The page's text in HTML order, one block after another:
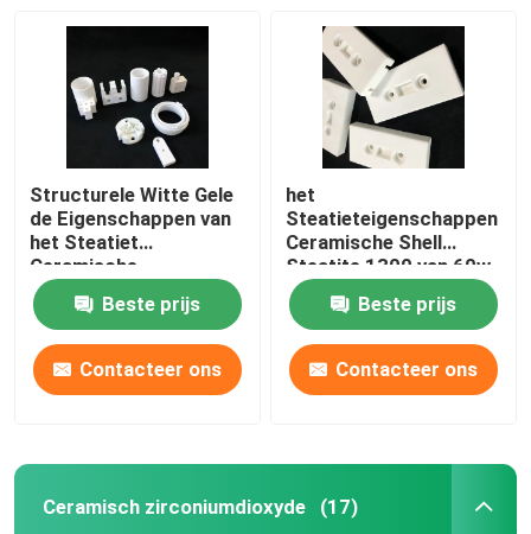
Structurele Witte Gele
de Eigenschappen van
het Steatiet
Ceramische
Geïsoleerde Steatiet
Delen
Beste prijs
Contacteer ons
het
Steatieteigenschappen
Ceramische Shell
Steatite 1300 van 60w
80w Structurele Delen
℃
Beste prijs
Contacteer ons
Ceramisch zirconiumdioxyde (17)